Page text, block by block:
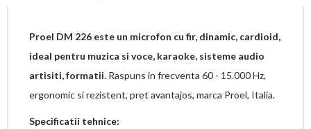
Proel DM 226 este un microfon cu fir, dinamic, cardioid,
ideal pentru muzica si voce, karaoke, sisteme audio
artisiti, formatii. Raspuns in frecventa 60 - 15.000 Hz,
ergonomic si rezistent, pret avantajos, marca Proel, Italia.
Specificatii tehnice: